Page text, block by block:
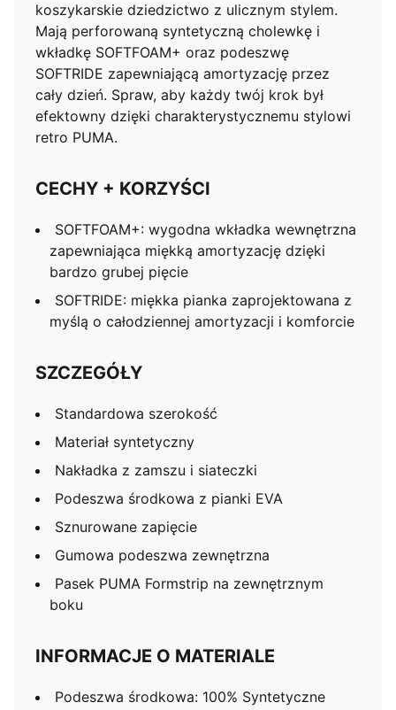
koszykarskie dziedzictwo z ulicznym stylem.
Mają perforowaną syntetyczną cholewkę i
wkładkę SOFTFOAM+ oraz podeszwę
SOFTRIDE zapewniającą amortyzację przez
cały dzień. Spraw, aby każdy twój krok był
efektowny dzięki charakterystycznemu stylowi
retro PUMA.
CECHY + KORZYŚCI
SOFTFOAM+: wygodna wkładka wewnętrzna
zapewniająca miękką amortyzację dzięki
bardzo grubej pięcie
SOFTRIDE: miękka pianka zaprojektowana z
myślą o całodziennej amortyzacji i komforcie
SZCZEGÓŁY
Standardowa szerokość
Materiał syntetyczny
Nakładka z zamszu i siateczki
Podeszwa środkowa z pianki EVA
Sznurowane zapięcie
Gumowa podeszwa zewnętrzna
Pasek PUMA Formstrip na zewnętrznym
boku
INFORMACJE O MATERIALE
Podeszwa środkowa: 100% Syntetyczne